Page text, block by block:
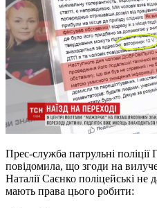
Прес-служба патрульні поліції
повідомила, що згоди на
Наталії Саєнко поліцейські
мають права цього робити: